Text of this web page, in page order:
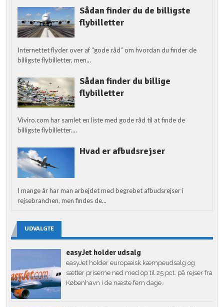
Sådan finder du de billigste
flybilletter
Internettet flyder over af “gode råd” om hvordan du finder de
billigste flybilletter, men...
Sådan finder du billige
flybilletter
Viviro.com har samlet en liste med gode råd til at finde de
billigste flybilletter....
Hvad er afbudsrejser
I mange år har man arbejdet med begrebet afbudsrejser i
rejsebranchen, men findes de...
UDVALGTE
easyJet holder udsalg
easyJet holder europæisk kæmpeudsalg og
sætter priserne ned med op til 25 pct. på rejser fra
København i de næste fem dage.